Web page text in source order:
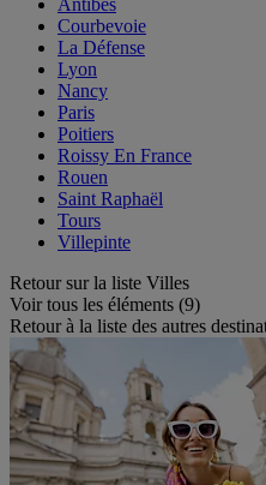
Courbevoie
La Défense
Lyon
Nancy
Paris
Poitiers
Roissy En France
Rouen
Saint Raphaël
Tours
Villepinte
Retour sur la liste Villes
Voir tous les éléments (9)
Retour à la liste des autres